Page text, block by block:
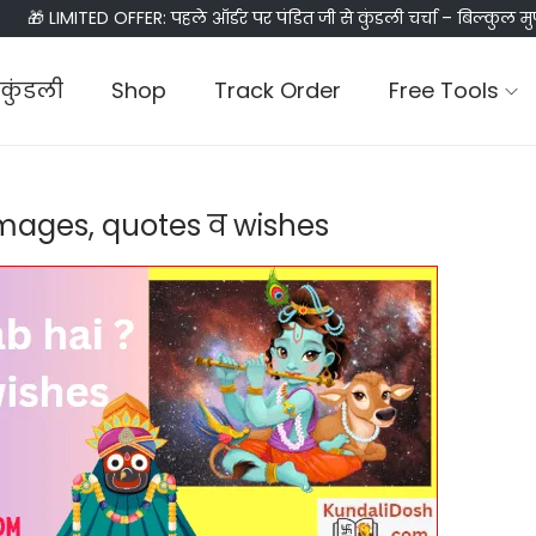
🎁 LIMITED OFFER: पहले ऑर्डर पर पंडित जी से कुंडली चर्चा – बिल्कुल
Shop Track Order Free Tools
quotes व wishes